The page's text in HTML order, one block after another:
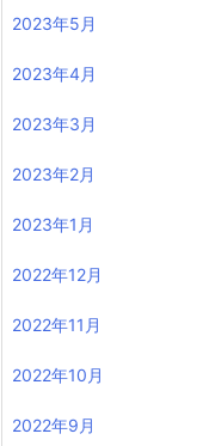
2023年5月
2023年4月
2023年3月
2023年2月
2023年1月
2022年12月
2022年11月
2022年10月
2022年9月